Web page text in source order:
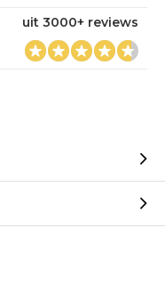
uit 3000+ reviews